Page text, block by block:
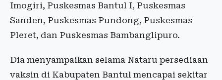
Imogiri, Puskesmas Bantul I, Puskesmas
Sanden, Puskesmas Pundong, Puskesmas
Pleret, dan Puskesmas Bambanglipuro.
Dia menyampaikan selama Nataru persediaan
vaksin di Kabupaten Bantul mencapai sekitar